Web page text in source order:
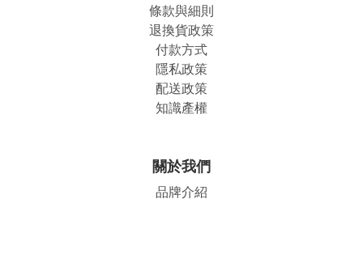
條款與細則
退換貨政策
付款方式
隱私政策
配送政策
知識產權
關於我們
品牌介紹